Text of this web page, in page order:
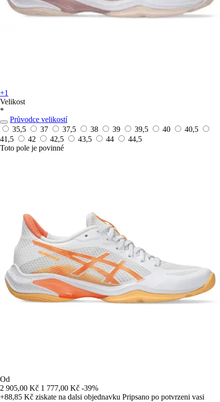
+1
Velikost
*
Průvodce velikostí
35,5
37 37,5 38 39 39,5 40
40,5
41,5
42 42,5 43,5 44
44,5
Toto pole je povinné
Od
2 905,00 Kč 1 777,00 Kč -39%
+88,85 Kč ziskate na dalsi objednavku Pripsano po potvrzeni vasi